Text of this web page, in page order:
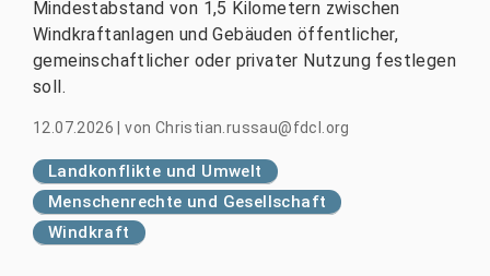
Mindestabstand von 1,5 Kilometern zwischen
Windkraftanlagen und Gebäuden öffentlicher,
gemeinschaftlicher oder privater Nutzung festlegen
soll.
12.07.2026 |von Christian.russau@fdcl.org
Landkonflikte und Umwelt
Menschenrechte und Gesellschaft
Windkraft